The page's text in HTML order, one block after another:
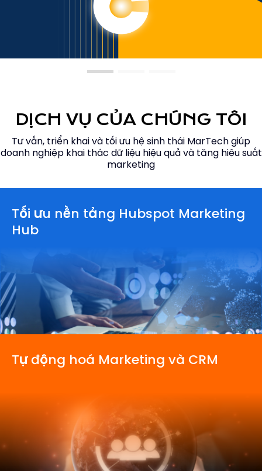
DỊCH VỤ CỦA CHÚNG TÔI
Tư vấn, triển khai và tối ưu hệ sinh thái MarTech giúp
doanh nghiệp khai thác dữ liệu hiệu quả và tăng hiệu suất
marketing
Tối ưu nền tảng Hubspot Marketing
Hub
Tự động hoá Marketing và CRM